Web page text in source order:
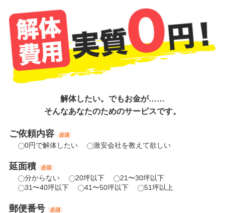
解体したい。でもお金が……
そんなあなたのためのサービスです。
ご依頼内容 必須
0円で解体したい 激安会社を教えて欲しい
延面積 必須
分からない 20坪以下
21〜30坪以下
31〜40坪以下
41〜50坪以下 51坪以上
郵便番号 必須